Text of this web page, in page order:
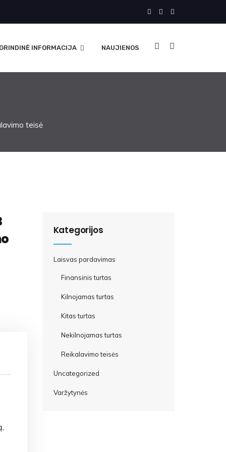
INFORMACIJA NAUJIENOS
teisė
Kategorijos
Laisvas pardavimas
Finansinis turtas
Kilnojamas turtas
Kitas turtas
Nekilnojamas turtas
Reikalavimo teisės
Uncategorized
Varžytynės